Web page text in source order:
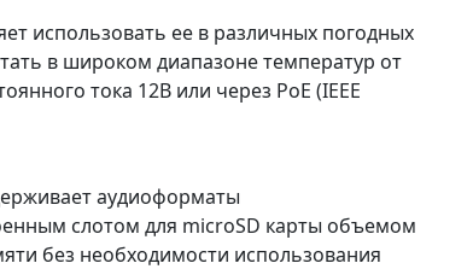
использовать ее в различных погодных
в широком диапазоне температур от
тока 12В или через PoE (IEEE
аудиоформаты
слотом для microSD карты объемом
без необходимости использования